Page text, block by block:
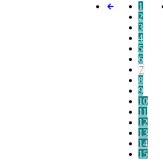
1
2
3
4
5
6
7
8
9
10
11
12
13
14
15